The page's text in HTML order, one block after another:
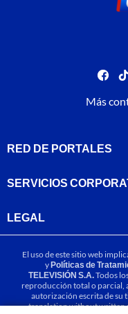
Más
RED DE PORTALES
SERVICIOS
LEGAL
El uso de este sitio web
yPolíticas de
TELEVISIÓN S.A.Todos
reproducción total o parcial,
autorización escrita de su
translation without written